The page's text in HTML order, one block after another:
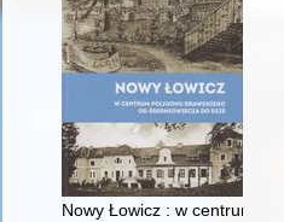
Nowy Łowicz : w centrum